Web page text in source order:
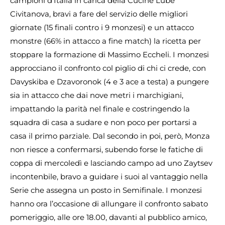
Civitanova, bravi a fare del servizio delle migliori
giornate (15 finali contro i 9 monzesi) e un attacco
monstre (66% in attacco a fine match) la ricetta per
stoppare la formazione di Massimo Eccheli. I monzesi
approcciano il confronto col piglio di chi ci crede, con
Davyskiba e Dzavoronok (4 e 3 ace a testa) a pungere
sia in attacco che dai nove metri i marchigiani,
impattando la parità nel finale e costringendo la
squadra di casa a sudare e non poco per portarsi a
casa il primo parziale. Dal secondo in poi, però, Monza
non riesce a confermarsi, subendo forse le fatiche di
coppa di mercoledì e lasciando campo ad uno Zaytsev
incontenbile, bravo a guidare i suoi al vantaggio nella
Serie che assegna un posto in Semifinale. I monzesi
hanno ora l’occasione di allungare il confronto sabato
pomeriggio, alle ore 18.00, davanti al pubblico amico,